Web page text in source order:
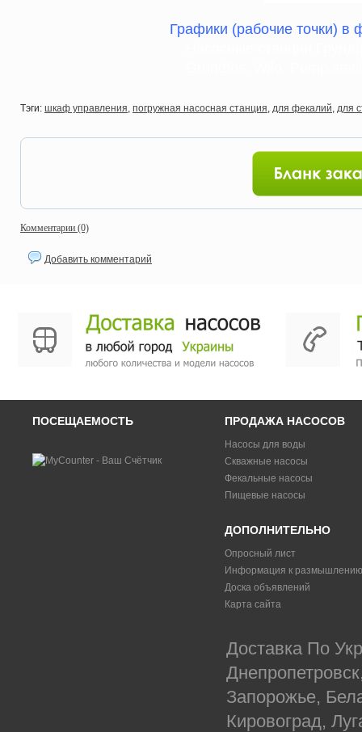
Графики (рабочие точки) в
Тэги: шкаф управления, погружная насосная станция, для фекалий, для
Комментарии (0)
Добавить комментарий
ПОСЕЩАЕМОСТЬ ПРОДАЖА НАСОСОВ
Насосы для воды
Скважные насосы
Фекальные насосы
Пищевые насосы
ДОПОЛНИТЕЛЬНО
Опросный лист
Информация к размышлению
Доска объявлений
Карта сайта
Доставка По
Запорожье,
Кировоград,